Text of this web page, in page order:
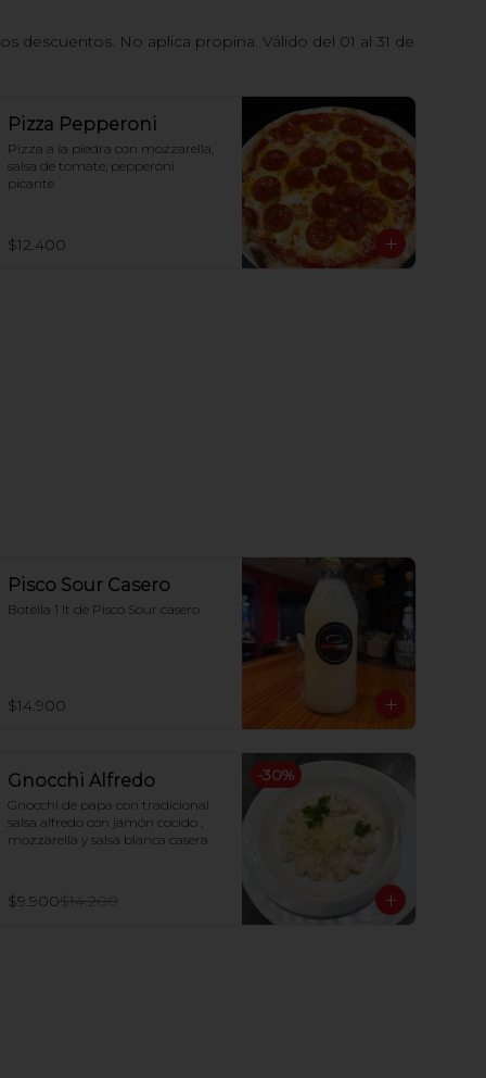
descuentos. No aplica propina. Válido del 01 al 31 de
Pizza Pepperoni
Pizza a la piedra con mozzarella,
salsa de tomate, pepperoni
picante
$12.400
Pisco Sour Casero
Botella 1 lt de Pisco Sour casero
$14.900
-30%
Gnocchi Alfredo
Gnocchi de papa con tradicional
salsa alfredo con jamón cocido ,
mozzarella y salsa blanca casera
$9.900$14.200